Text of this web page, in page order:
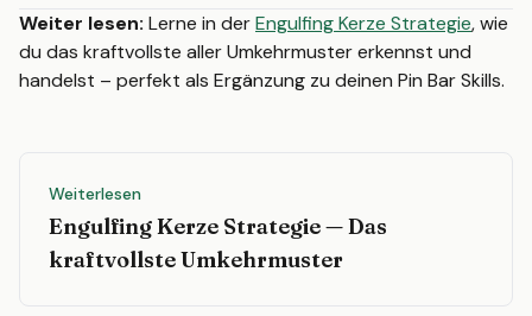
Weiter lesen: Lerne in derEngulfing Kerze Strategie, wie
du das kraftvollste aller Umkehrmuster erkennst und
handelst – perfekt als Ergänzung zu deinen Pin Bar Skills.
Weiterlesen
Engulfing Kerze Strategie — Das
kraftvollste Umkehrmuster